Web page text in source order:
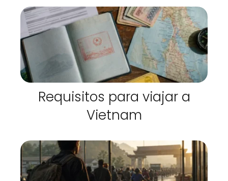
Requisitos para viajar a
Vietnam